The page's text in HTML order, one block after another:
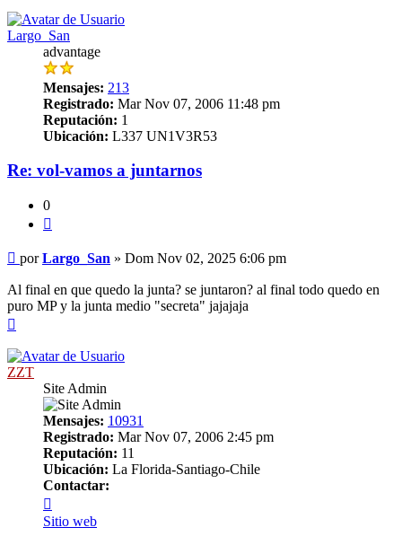
Largo_San
advantage
Mensajes: 213
Registrado: Mar Nov 07, 2006 11:48 pm
Reputación: 1
Ubicación: L337 UN1V3R53
Re: vol-vamos a juntarnos
0
Mensaje
porLargo_San » Dom Nov 02, 2025 6:06 pm
Al final en que quedo la junta? se juntaron? al final todo quedo en
puro MP y la junta medio "secreta" jajajaja
ZZT
Site Admin
Mensajes: 10931
Registrado: Mar Nov 07, 2006 2:45 pm
Reputación: 11
Ubicación: La Florida-Santiago-Chile
Contactar:
ZZT
Sitio web